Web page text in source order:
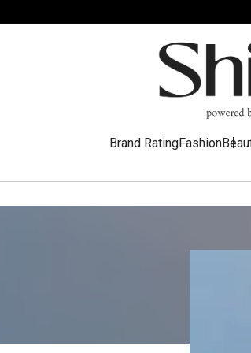
Brand RatingFashion